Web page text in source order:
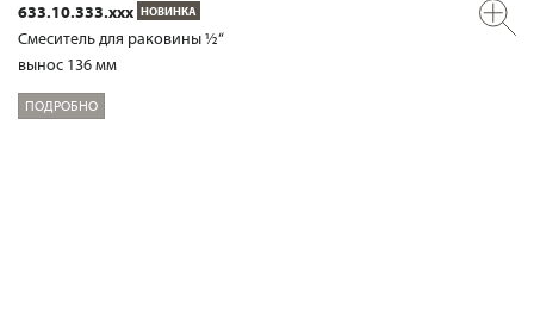
633.10.333.xxx НОВИНКА
Смеситель для раковины ½“
вынос 136 мм
ПОДРОБНО